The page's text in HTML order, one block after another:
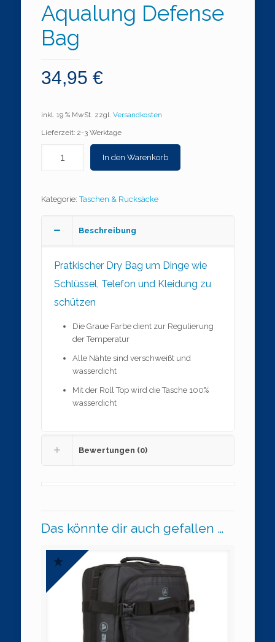
Aqualung Defense
Bag
34,95 €
inkl. 19 % MwSt. zzgl. Versandkosten
Lieferzeit: 2-3 Werktage
In den Warenkorb
Kategorie:Taschen & Rucksäcke
Beschreibung
Pratkischer Dry Bag um Dinge wie
Schlüssel, Telefon und Kleidung zu
schützen
Die Graue Farbe dient zur Regulierung
der Temperatur
Alle Nähte sind verschweißt und
wasserdicht
Mit der Roll Top wird die Tasche 100%
wasserdicht
Bewertungen (0)
Das könnte dir auch gefallen …